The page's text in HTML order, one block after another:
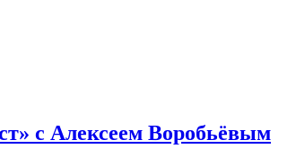
с Алексеем Воробьёвым